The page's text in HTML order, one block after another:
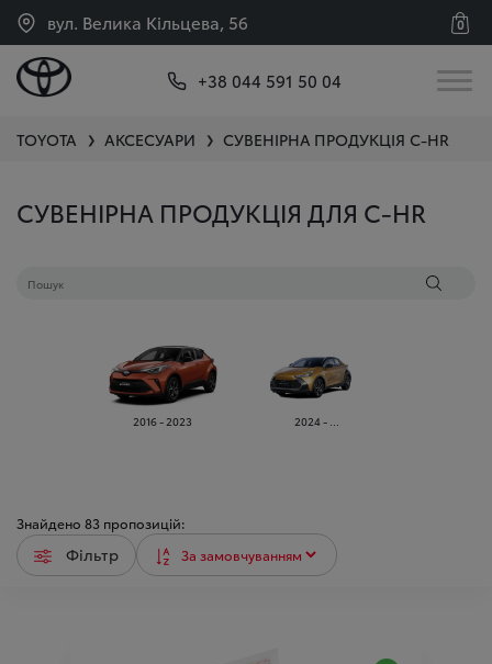
вул. Велика Кільцева, 56 0
+38 044 591 50 04
TOYOTA ❯ АКСЕСУАРИ ❯ СУВЕНІРНА ПРОДУКЦІЯ C-HR
СУВЕНІРНА ПРОДУКЦІЯ ДЛЯ C-HR
2016 - 2023 2024 - ...
Знайдено 83 пропозицій:
Фільтр